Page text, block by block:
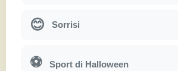
😊 Sorrisi
⚽ Sport di Halloween